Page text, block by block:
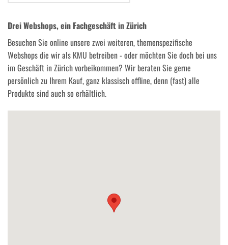
Drei Webshops, ein Fachgeschäft in Zürich
Besuchen Sie online unsere zwei weiteren, themenspezifische
Webshops die wir als KMU betreiben - oder möchten Sie doch bei uns
im Geschäft in Zürich vorbeikommen? Wir beraten Sie gerne
persönlich zu Ihrem Kauf, ganz klassisch offline, denn (fast) alle
Produkte sind auch so erhältlich.